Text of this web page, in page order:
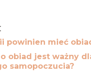
powinien mieć
obiad jest ważny
samopoczucia?